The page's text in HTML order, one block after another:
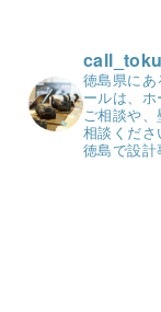
徳島県に
ールは、ホ
ご相談や、
相談くださ
徳島で設計